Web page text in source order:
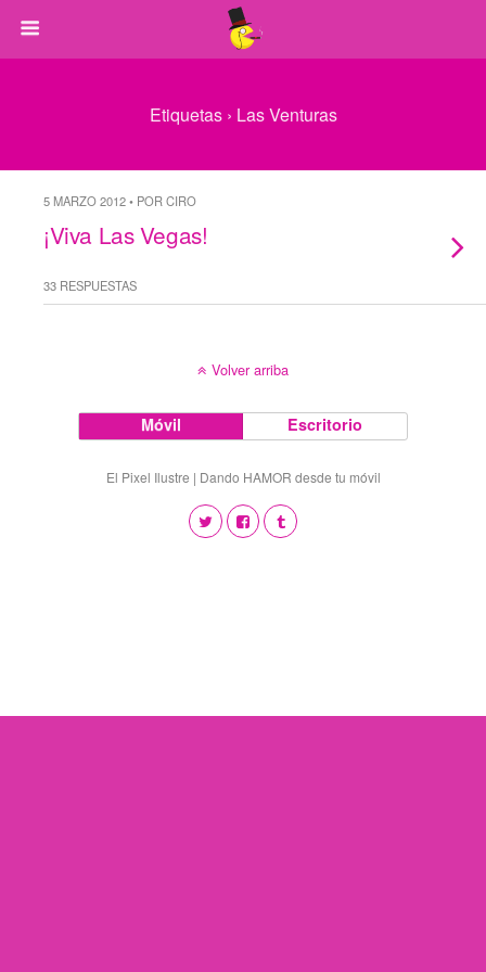
Etiquetas › Las Venturas
5 MARZO 2012 • POR CIRO
¡Viva Las Vegas!
33 RESPUESTAS
Volver arriba
Móvil Escritorio
El Pixel Ilustre | Dando HAMOR desde tu móvil